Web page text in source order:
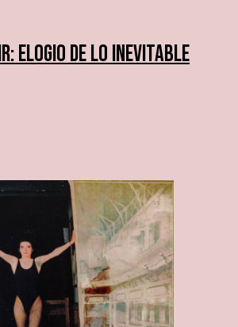
ELOGIO DE LO INEVITABLE